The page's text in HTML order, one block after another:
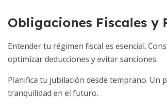
Obligaciones Fiscales
Entender tu régimen fiscal es esencial.
optimizar deducciones y evitar sanciones.
Planifica tu jubilación desde temprano.
tranquilidad en el futuro.